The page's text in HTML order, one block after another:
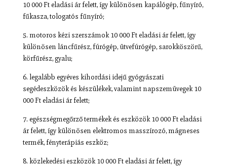
10 000 Ft eladási ár felett, így különösen kapálógép, fűnyíró,
fűkasza, tologatós fűnyíró;
5. motoros kézi szerszámok 10 000 Ft eladási ár felett, így
különösen láncfűrész, fúrógép, ütvefúrógép, sarokköszörű,
körfűrész, gyalu;
6. legalább egyéves kihordási idejű gyógyászati
segédeszközök és készülékek, valamint napszemüvegek 10
000 Ft eladási ár felett;
7. egészségmegőrző termékek és eszközök 10 000 Ft eladási
ár felett, így különösen elektromos masszírozó, mágneses
termék, fényterápiás eszköz;
8. közlekedési eszközök 10 000 Ft eladási ár felett, így